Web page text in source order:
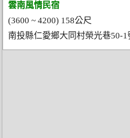
雲南風情民宿
(3600 ~ 4200) 158公尺
南投縣仁愛鄉大同村榮光巷50-1